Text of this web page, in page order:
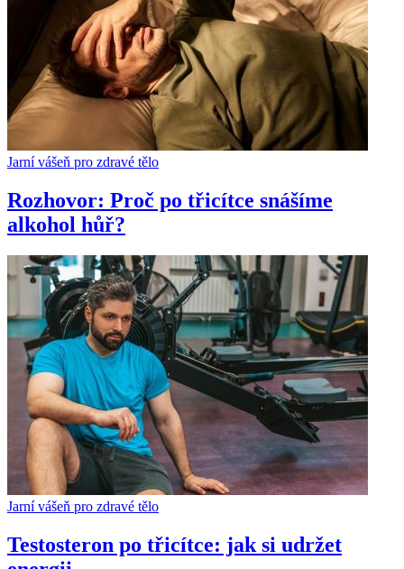
Jarní vášeň pro zdravé tělo
Rozhovor: Proč po třicítce snášíme
alkohol hůř?
Jarní vášeň pro zdravé tělo
Testosteron po třicítce: jak si udržet